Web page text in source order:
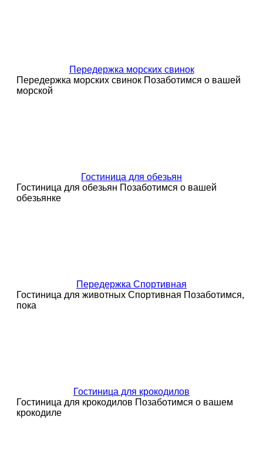
Передержка морских свинок
Передержка морских свинок Позаботимся о вашей
морской
Гостиница для обезьян
Гостиница для обезьян Позаботимся о вашей
обезьянке
Передержка Спортивная
Гостиница для животных Спортивная Позаботимся,
пока
Гостиница для крокодилов
Гостиница для крокодилов Позаботимся о вашем
крокодиле